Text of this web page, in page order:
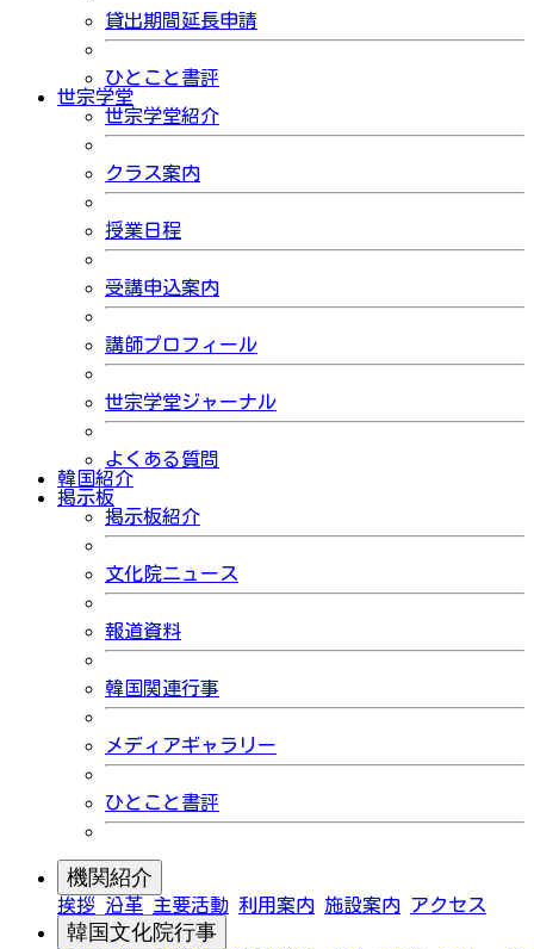
貸出期間延長申請
ひとこと書評
世宗学堂
世宗学堂紹介
クラス案内
授業日程
受講申込案内
講師プロフィール
世宗学堂ジャーナル
よくある質問
韓国紹介
掲示板
掲示板紹介
文化院ニュース
報道資料
韓国関連行事
メディアギャラリー
ひとこと書評
機関紹介
挨拶 沿革 主要活動 利用案内 施設案内 アクセス
韓国文化院行事